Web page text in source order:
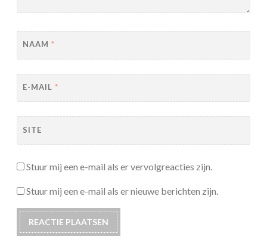
NAAM *
E-MAIL *
SITE
Stuur mij een e-mail als er vervolgreacties zijn.
Stuur mij een e-mail als er nieuwe berichten zijn.